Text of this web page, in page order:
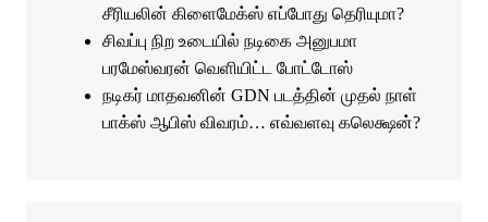
சீரியலின் கிளைமேக்ஸ் எப்போது தெரியுமா?
சிவப்பு நிற உடையில் நடிகை அனுபமா
பரமேஸ்வரன் வெளியிட்ட போட்டோஸ்
நடிகர் மாதவனின் GDN படத்தின் முதல் நாள்
பாக்ஸ் ஆபிஸ் விவரம்… எவ்வளவு கலெக்ஷன்?